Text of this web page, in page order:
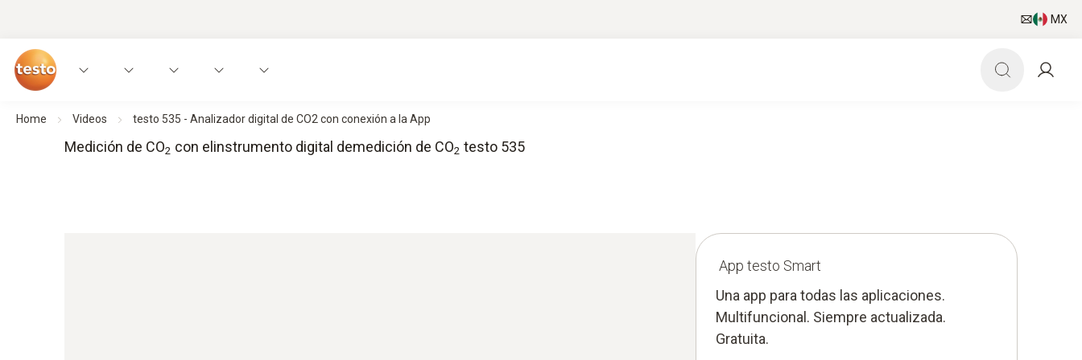
MX
Home Videos testo 535 - Analizador digital de CO2 con conexión a la App
Medición de CO2 con elinstrumento digital demedición de CO2 testo 535
App testo Smart
Una app para todas las aplicaciones.
Multifuncional. Siempre actualizada.
Gratuita.